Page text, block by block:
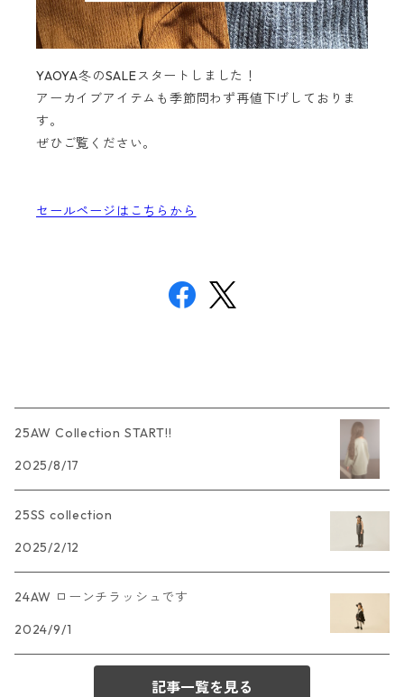
YAOYA冬のSALEスタートしました！
アーカイブアイテムも季節問わず再値下げしておりま
す。
ぜひご覧ください。
セールページはこちらから
25AW Collection START!!
2025/8/17
25SS collection
2025/2/12
24AW ローンチラッシュです
2024/9/1
記事一覧を見る